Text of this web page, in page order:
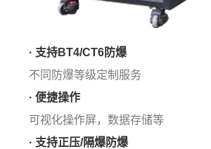
· 支持BT4/CT6防爆
不同防爆等级定制服务
· 便捷操作
可视化操作屏，数据存储等
· 支持正压/隔爆防爆